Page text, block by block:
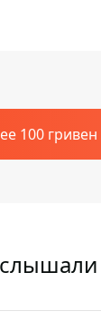
100